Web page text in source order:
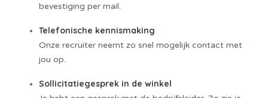
bevestiging per mail.
Telefonische kennismaking
Onze recruiter neemt zo snel mogelijk contact met
jou op.
Sollicitatiegesprek in de winkel